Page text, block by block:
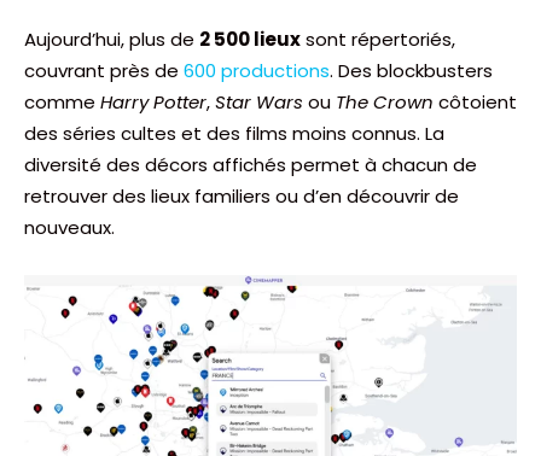
Aujourd’hui, plus de 2 500 lieuxsont répertoriés,
couvrant près de 600 productions. Des blockbusters
comme Harry Potter,Star Wars ou The Crown côtoient
des séries cultes et des films moins connus. La
diversité des décors affichés permet à chacun de
retrouver des lieux familiers ou d’en découvrir de
nouveaux.